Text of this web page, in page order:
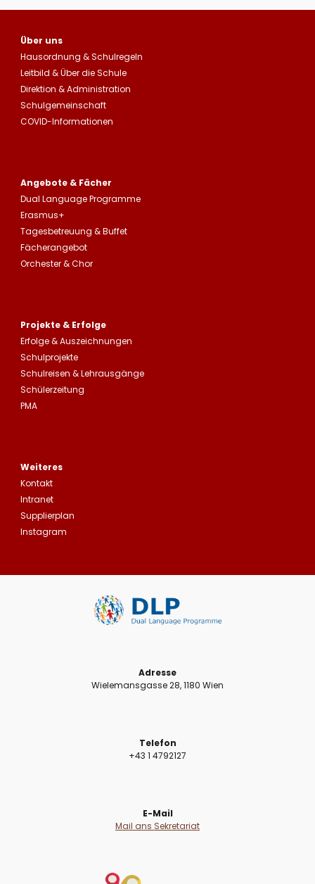
Über uns
Hausordnung &Schulregeln
Leitbild&Über die Schule
Direktion & Administration
Schulgemeinschaft
COVID-Informationen
Angebote & Fächer
Dual Language Programme
Erasmus+
Tagesbetreuung &Buffet
Fächerangebot
Orchester & Chor
Projekte & Erfolge
Erfolge &Auszeichnungen
Schulprojekte
Schulreisen &Lehrausgänge
Schülerzeitung
PMA
Weiteres
Kontakt
Intranet
Supplierplan
Instagram
Adresse
Wielemansgasse 28, 1180 Wien
Telefon
+43 1 4792127
E-Mail
Mail ans Sekretariat